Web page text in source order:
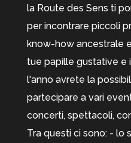
la Route des Sens ti
per incontrare piccoli
know-how ancestrale
tue papille gustative e
l'anno avrete la
partecipare a vari
concerti, spettacoli,
Tra questi ci sono: - lo